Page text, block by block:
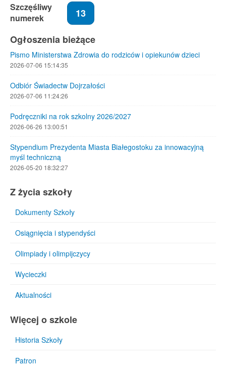
Szczęśliwy
numerek
13
Ogłoszenia bieżące
Pismo Ministerstwa Zdrowia do rodziców i opiekunów dzieci
2026-07-06 15:14:35
Odbiór Świadectw Dojrzałości
2026-07-06 11:24:26
Podręczniki na rok szkolny 2026/2027
2026-06-26 13:00:51
Stypendium Prezydenta Miasta Białegostoku za innowacyjną
myśl techniczną
2026-05-20 18:32:27
Z życia szkoły
Dokumenty Szkoły
Osiągnięcia i stypendyści
Olimpiady i olimpijczycy
Wycieczki
Aktualności
Więcej o szkole
Historia Szkoły
Patron